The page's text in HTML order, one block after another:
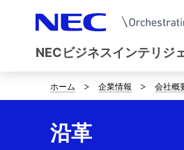
NECビジネスインテリジ
D
i
ホーム 企業情報 会社概
沿革